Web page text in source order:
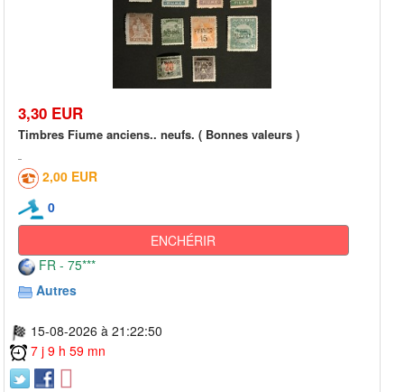
3,30 EUR
Timbres Fiume anciens.. neufs. ( Bonnes valeurs )
2,00 EUR
0
ENCHÉRIR
FR - 75***
Autres
15-08-2026 à 21:22:50
7 j 9 h 59 mn